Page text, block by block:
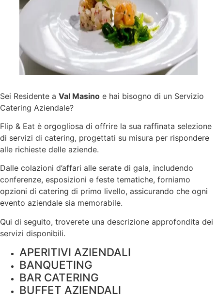
Sei Residente a Val Masino e hai bisogno di un Servizio
Catering Aziendale?
Flip & Eat è orgogliosa di offrire la sua raffinata selezione
di servizi di catering, progettati su misura per rispondere
alle richieste delle aziende.
Dalle colazioni d’affari alle serate di gala, includendo
conferenze, esposizioni e feste tematiche, forniamo
opzioni di catering di primo livello, assicurando che ogni
evento aziendale sia memorabile.
Qui di seguito, troverete una descrizione approfondita dei
servizi disponibili.
APERITIVI AZIENDALI
BANQUETING
BAR CATERING
BUFFET AZIENDALI